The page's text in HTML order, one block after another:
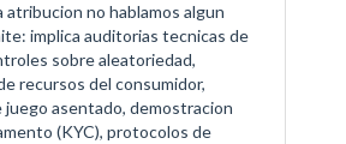
atribucion no hablamos algun
implica auditorias tecnicas de
sobre aleatoriedad,
recursos del consumidor,
asentado, demostracion
(KYC), protocolos de